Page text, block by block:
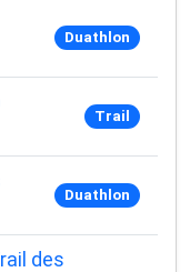
Duathlon
Trail
Duathlon
des